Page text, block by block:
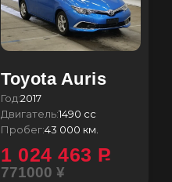
Toyota Auris
Год:2017
Двигатель:1490 сс
Пробег:43 000 км.
1 024 463 P
771000 ¥